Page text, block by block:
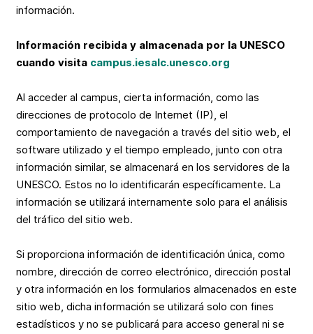
información.
Información recibida y almacenada por la UNESCO
cuando visita campus.iesalc.unesco.org
Al acceder al campus, cierta información, como las
direcciones de protocolo de Internet (IP), el
comportamiento de navegación a través del sitio web, el
software utilizado y el tiempo empleado, junto con otra
información similar, se almacenará en los servidores de la
UNESCO. Estos no lo identificarán específicamente. La
información se utilizará internamente solo para el análisis
del tráfico del sitio web.
Si proporciona información de identificación única, como
nombre, dirección de correo electrónico, dirección postal
y otra información en los formularios almacenados en este
sitio web, dicha información se utilizará solo con fines
estadísticos y no se publicará para acceso general ni se